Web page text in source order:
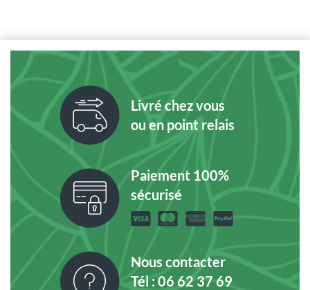
Livré chez vous
ou en point relais
Paiement 100%
sécurisé
Nous contacter
Tél : 06 62 37 69